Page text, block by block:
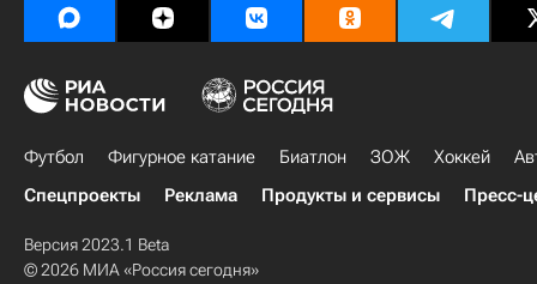
Футбол Фигурное катание Биатлон ЗОЖ Хоккей
Спецпроекты
Реклама Продукты и сервисы Пресс-
Версия 2023.1 Beta
© 2026 МИА «Россия сегодня»